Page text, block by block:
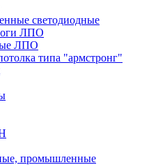
светодиодные
ЛПО
ЛПО
типа "армстронг"
промышленные